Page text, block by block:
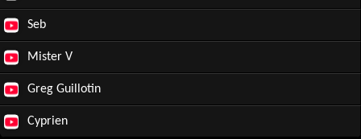
Seb
Mister V
Greg Guillotin
Cyprien